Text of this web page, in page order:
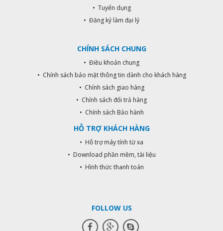
• Tuyển dụng
• Đăng ký làm đại lý
CHÍNH SÁCH CHUNG
• Điều khoản chung
• Chính sách bảo mật thông tin dành cho khách hàng
• Chính sách giao hàng
• Chính sách đổi trả hàng
• Chính sách Bảo hành
HỖ TRỢ KHÁCH HÀNG
• Hỗ trợ máy tính từ xa
• Download phần mềm, tài liệu
• Hình thức thanh toán
FOLLOW US